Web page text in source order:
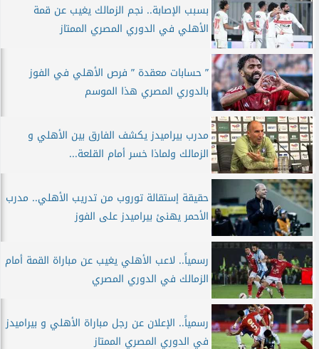
بسبب الإصابة.. نجم الزمالك يغيب عن قمة
الأهلي في الدوري المصري الممتاز
” حسابات معقدة ” فرص الأهلي في الفوز
بالدوري المصري هذا الموسم
مدرب بيراميدز يكشف الفارق بين الأهلي و
الزمالك ولماذا خسر أمام القلعة...
حقيقة إستقالة توروب من تدريب الأهلي.. مدرب
الأحمر يهنئ بيراميدز على الفوز
رسمياً.. لاعب الأهلي يغيب عن مباراة القمة أمام
الزمالك في الدوري المصري
رسمياً.. الإعلان عن رجل مباراة الأهلي و بيراميدز
في الدوري المصري الممتاز